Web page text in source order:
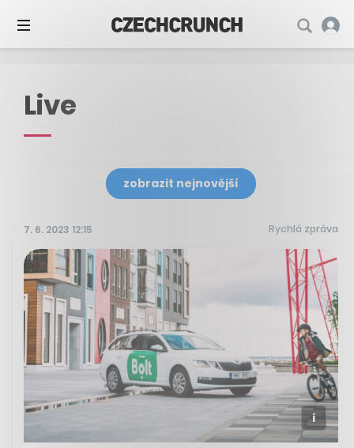
Live
zobrazit nejnovější
7. 6. 2023 12:15 Rychlá zpráva